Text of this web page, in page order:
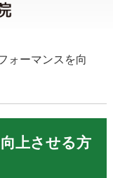
ォーマンスを向
上させる方